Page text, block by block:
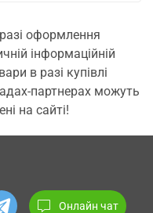
оформлення
інформаційній
в разі купівлі
партнерах можуть
на сайті!
Онлайн чат